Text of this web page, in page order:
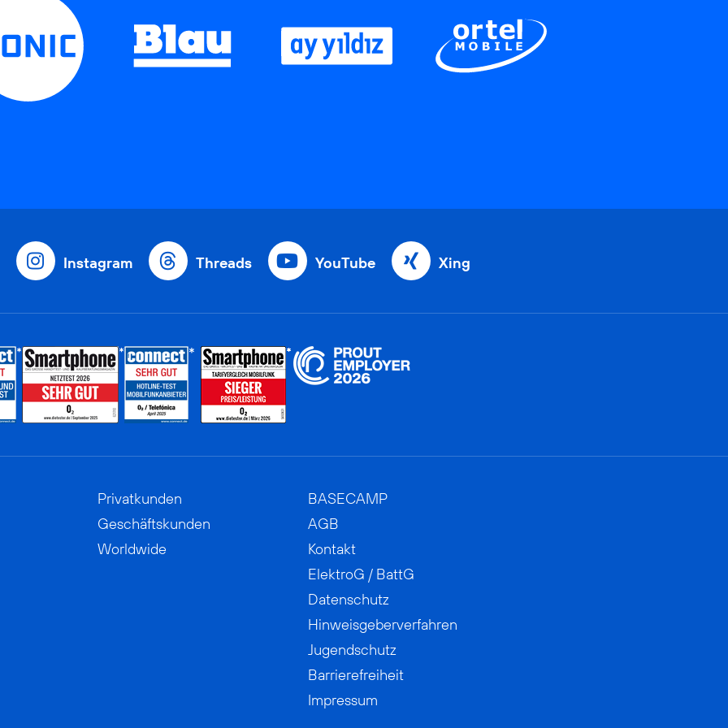
Instagram Threads YouTube Xing
Privatkunden
Geschäftskunden
Worldwide
BASECAMP
AGB
Kontakt
ElektroG / BattG
Datenschutz
Hinweisgeberverfahren
Jugendschutz
Barrierefreiheit
Impressum